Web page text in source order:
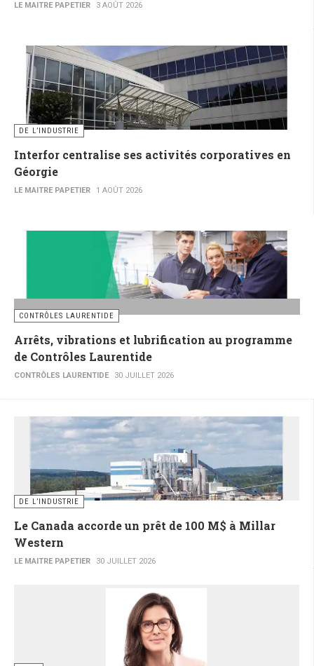
LE MAITRE PAPETIER 3 AOÛT 2026
DE L’INDUSTRIE
Interfor centralise ses activités corporatives en
Géorgie
LE MAITRE PAPETIER 1 AOÛT 2026
CONTRÔLES LAURENTIDE
Arrêts, vibrations et lubrification au programme
de Contrôles Laurentide
CONTRÔLES LAURENTIDE 30 JUILLET 2026
DE L’INDUSTRIE
Le Canada accorde un prêt de 100 M$ à Millar
Western
LE MAITRE PAPETIER 30 JUILLET 2026